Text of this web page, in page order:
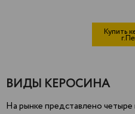
Купить
ВИДЫ КЕРОСИНА
На рынке представлено четыре